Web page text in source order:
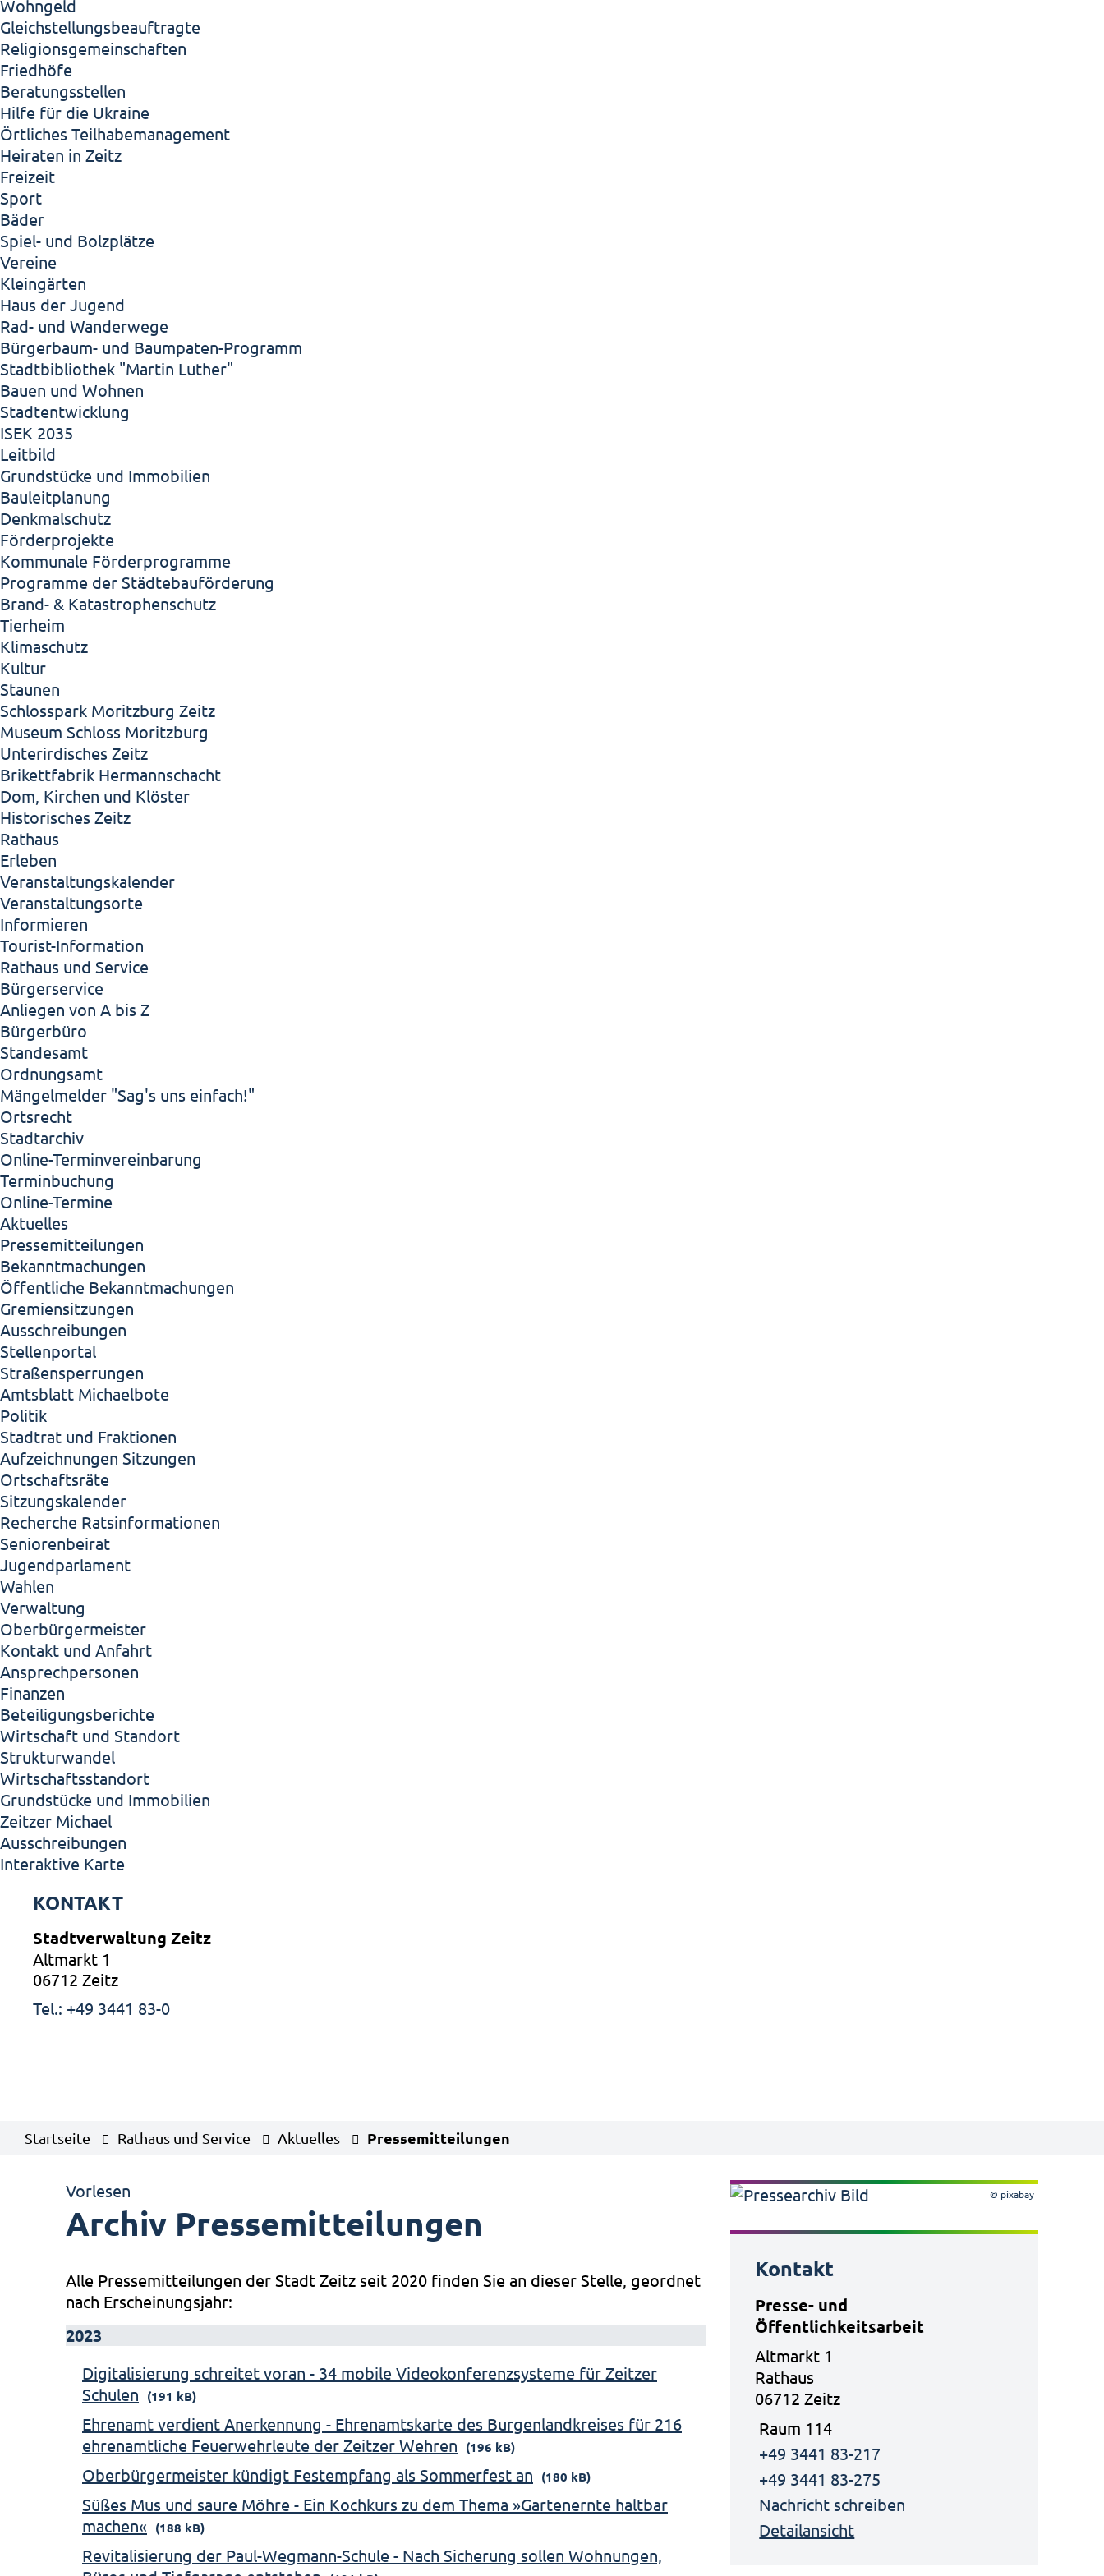
Wohngeld
Gleichstellungsbeauftragte
Religionsgemeinschaften
Friedhöfe
Beratungsstellen
Hilfe für die Ukraine
Örtliches Teilhabemanagement
Heiraten in Zeitz
Freizeit
Sport
Bäder
Spiel- und Bolzplätze
Vereine
Kleingärten
Haus der Jugend
Rad- und Wanderwege
Bürgerbaum- und Baumpaten-Programm
Stadtbibliothek "Martin Luther"
Bauen und Wohnen
Stadtentwicklung
ISEK 2035
Leitbild
Grundstücke und Immobilien
Bauleitplanung
Denkmalschutz
Förderprojekte
Kommunale Förderprogramme
Programme der Städtebauförderung
Brand- & Katastrophenschutz
Tierheim
Klimaschutz
Kultur
Staunen
Schlosspark Moritzburg Zeitz
Museum Schloss Moritzburg
Unterirdisches Zeitz
Brikettfabrik Hermannschacht
Dom, Kirchen und Klöster
Historisches Zeitz
Rathaus
Erleben
Veranstaltungskalender
Veranstaltungsorte
Informieren
Tourist-Information
Rathaus und Service
Bürgerservice
Anliegen von A bis Z
Bürgerbüro
Standesamt
Ordnungsamt
Mängelmelder "Sag's uns einfach!"
Ortsrecht
Stadtarchiv
Online-Terminvereinbarung
Terminbuchung
Online-Termine
Aktuelles
Pressemitteilungen
Bekanntmachungen
Öffentliche Bekanntmachungen
Gremiensitzungen
Ausschreibungen
Stellenportal
Straßensperrungen
Amtsblatt Michaelbote
Politik
Stadtrat und Fraktionen
Aufzeichnungen Sitzungen
Ortschaftsräte
Sitzungskalender
Recherche Ratsinformationen
Seniorenbeirat
Jugendparlament
Wahlen
Verwaltung
Oberbürgermeister
Kontakt und Anfahrt
Ansprechpersonen
Finanzen
Beteiligungsberichte
Wirtschaft und Standort
Strukturwandel
Wirtschaftsstandort
Grundstücke und Immobilien
Zeitzer Michael
Ausschreibungen
Interaktive Karte
KONTAKT
Stadtverwaltung Zeitz
Altmarkt 1
06712 Zeitz
Tel.: +49 3441 83-0
Startseite Rathaus und Service Aktuelles Pressemitteilungen
Vorlesen
Archiv Pressemitteilungen
Alle Pressemitteilungen der Stadt Zeitz seit 2020 finden Sie an dieser Stelle, geordnet
nach Erscheinungsjahr:
2023
Digitalisierung schreitet voran - 34 mobile Videokonferenzsysteme für Zeitzer
Schulen (191 kB)
Ehrenamt verdient Anerkennung - Ehrenamtskarte des Burgenlandkreises für 216
ehrenamtliche Feuerwehrleute der Zeitzer Wehren (196 kB)
Oberbürgermeister kündigt Festempfang als Sommerfest an (180 kB)
Süßes Mus und saure Möhre - Ein Kochkurs zu dem Thema »Gartenernte haltbar
machen« (188 kB)
Revitalisierung der Paul-Wegmann-Schule - Nach Sicherung sollen Wohnungen,
© pixabay
Kontakt
Presse- und
Öffentlichkeitsarbeit
Altmarkt 1
Rathaus
06712 Zeitz
Raum 114
+49 3441 83-217
+49 3441 83-275
Nachricht schreiben
Detailansicht